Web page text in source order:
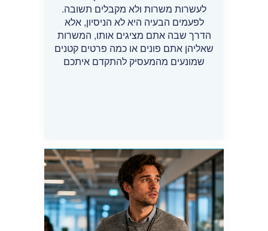
לעשרות משרות ולא מקבלים תשובה.
לפעמים הבעיה היא לא הניסיון, אלא
הדרך שבה אתם מציגים אותו, המשרות
שאליהן אתם פונים או כמה פרטים קטנים
שמונעים מהמעסיק להתקדם איתכם